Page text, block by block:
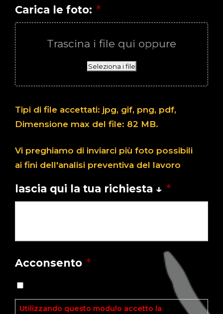
Carica le foto: *
Trascina i file qui oppure
Seleziona i file
Tipi di file accettati: jpg, gif, png, pdf,
Dimensione max del file: 82 MB.
Vi preghiamo di inviarci più foto possibili
ai fini dell'analisi preventiva del lavoro
lascia qui la tua richiesta ↓ *
Acconsento *
Utilizzando questo modulo accetto la